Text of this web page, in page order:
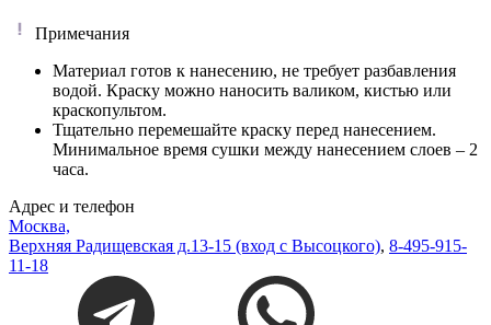
Примечания
Материал готов к нанесению, не требует разбавления
водой. Краску можно наносить валиком, кистью или
краскопультом.
Тщательно перемешайте краску перед нанесением.
Минимальное время сушки между нанесением слоев – 2
часа.
Адрес и телефон
Москва,
Верхняя Радищевская д.13-15 (вход с Высоцкого), 8-495-915-
11-18